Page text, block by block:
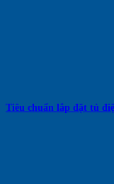
Tiêu chuẩn lắp đặt tủ